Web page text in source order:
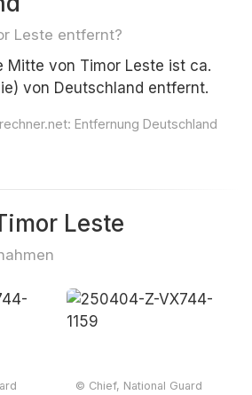
Leste entfernt?
Mitte von Timor Leste ist ca.
von Deutschland entfernt.
Entfernung Deutschland
Leste
© Chief, National Guard